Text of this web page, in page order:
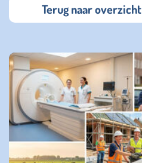
Terug naar overzicht